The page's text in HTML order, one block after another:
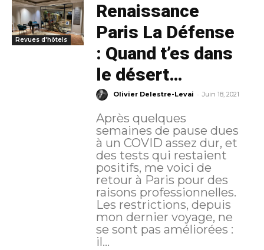
Revues d'hôtels
Renaissance
Paris La Défense
: Quand t’es dans
le désert…
Olivier Delestre-Levai - Juin 18, 2021
Après quelques
semaines de pause dues
à un COVID assez dur, et
des tests qui restaient
positifs, me voici de
retour à Paris pour des
raisons professionnelles.
Les restrictions, depuis
mon dernier voyage, ne
se sont pas améliorées :
il...